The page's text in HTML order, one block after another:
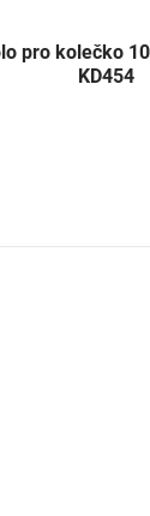
pro kolečko
KD454